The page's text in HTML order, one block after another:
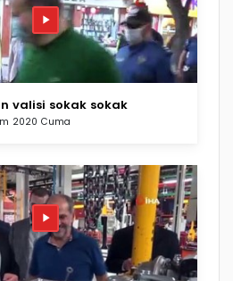
valisi sokak sokak
2020 Cuma